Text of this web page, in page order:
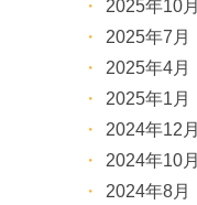
2025年10月
2025年7月
2025年4月
2025年1月
2024年12月
2024年10月
2024年8月